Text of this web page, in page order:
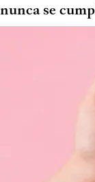
nunca se